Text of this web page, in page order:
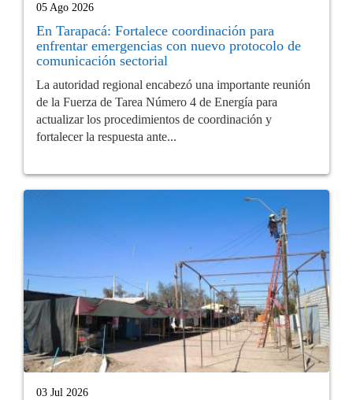
05 Ago 2026
En Tarapacá: Fortalece coordinación para
enfrentar emergencias con nuevo protocolo de
comunicación sectorial
La autoridad regional encabezó una importante reunión
de la Fuerza de Tarea Número 4 de Energía para
actualizar los procedimientos de coordinación y
fortalecer la respuesta ante...
03 Jul 2026